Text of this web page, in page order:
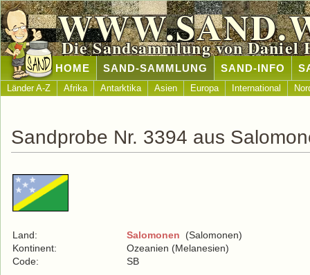
Die Sandsammlung von Daniel
HOME SAND-SAMMLUNG SAND-INFO
Länder A-Z Afrika Antarktika Asien Europa International
Sandprobe Nr. 3394 aus
Land: Salomonen (Salomonen)
Kontinent:
Ozeanien (Melanesien)
Code:
SB